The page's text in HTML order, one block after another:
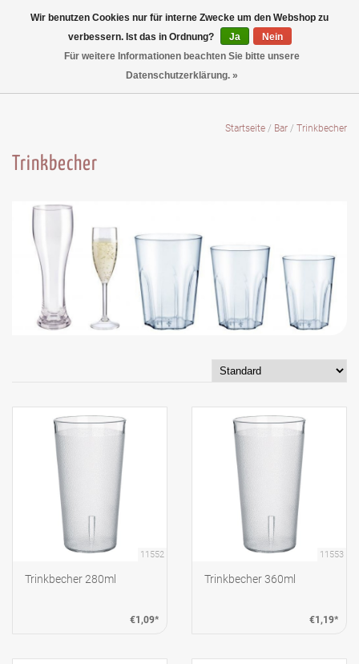
Startseite / Bar / Trinkbecher
Trinkbecher
11552
Trinkbecher 280ml
€1,09*
11553
Trinkbecher 360ml
€1,19*
Wir benutzen Cookies nur für interne Zwecke um den Webshop zu
verbessern. Ist das in Ordnung?
Ja
Nein
Für weitere Informationen beachten Sie bitte unsere
Datenschutzerklärung. »